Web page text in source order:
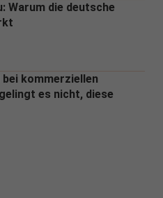
Warum die deutsche
kommerziellen
es nicht, diese